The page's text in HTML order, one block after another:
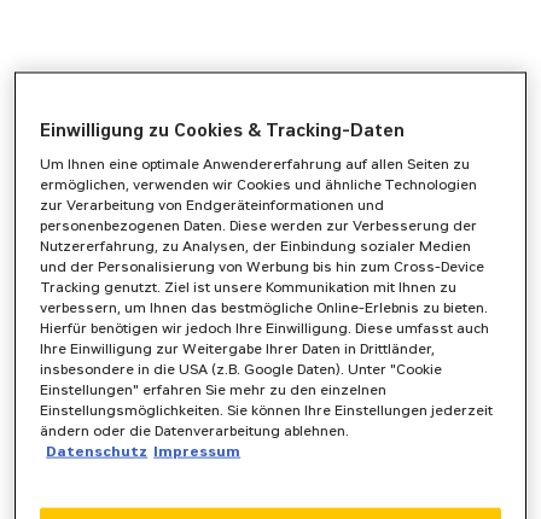
Application error: aclient-side exception has occurred while
Einwilligung zu Cookies & Tracking-Daten
Um Ihnen eine optimale Anwendererfahrung auf allen Seiten zu
ermöglichen, verwenden wir Cookies und ähnliche Technologien
zur Verarbeitung von Endgeräteinformationen und
personenbezogenen Daten. Diese werden zur Verbesserung der
Nutzererfahrung, zu Analysen, der Einbindung sozialer Medien
und der Personalisierung von Werbung bis hin zum Cross-Device
Tracking genutzt. Ziel ist unsere Kommunikation mit Ihnen zu
verbessern, um Ihnen das bestmögliche Online-Erlebnis zu bieten.
Hierfür benötigen wir jedoch Ihre Einwilligung. Diese umfasst auch
Ihre Einwilligung zur Weitergabe Ihrer Daten in Drittländer,
insbesondere in die USA (z.B. Google Daten). Unter "Cookie
Einstellungen" erfahren Sie mehr zu den einzelnen
Einstellungsmöglichkeiten. Sie können Ihre Einstellungen jederzeit
ändern oder die Datenverarbeitung ablehnen.
Datenschutz Impressum